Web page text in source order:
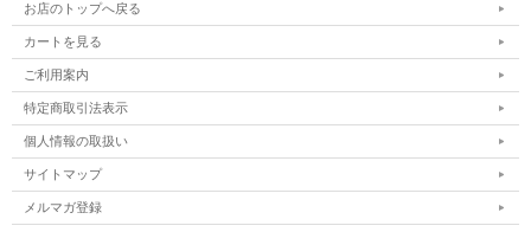
お店のトップへ戻る
カートを見る
ご利用案内
特定商取引法表示
個人情報の取扱い
サイトマップ
メルマガ登録